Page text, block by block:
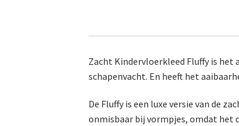
Zacht Kindervloerkleed Fluffy is
schapenvacht. En heeft het
De Fluffy is een luxe versie van de
onmisbaar bij vormpjes, omdat het